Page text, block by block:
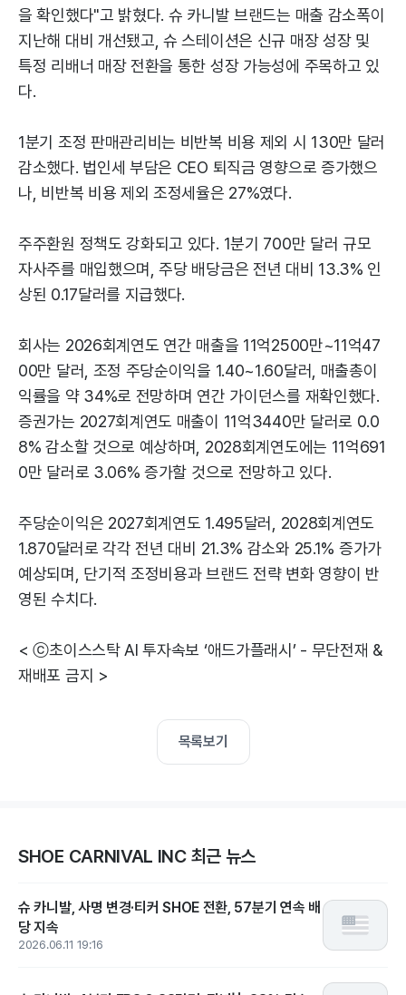
을 확인했다"고 밝혔다. 슈 카니발 브랜드는 매출 감소폭이
지난해 대비 개선됐고, 슈 스테이션은 신규 매장 성장 및
특정 리배너 매장 전환을 통한 성장 가능성에 주목하고 있
다.
1분기 조정 판매관리비는 비반복 비용 제외 시 130만 달러
감소했다. 법인세 부담은 CEO 퇴직금 영향으로 증가했으
나, 비반복 비용 제외 조정세율은 27%였다.
주주환원 정책도 강화되고 있다. 1분기 700만 달러 규모
자사주를 매입했으며, 주당 배당금은 전년 대비 13.3% 인
상된 0.17달러를 지급했다.
회사는 2026회계연도 연간 매출을 11억2500만~11억47
00만 달러, 조정 주당순이익을 1.40~1.60달러, 매출총이
익률을 약 34%로 전망하며 연간 가이던스를 재확인했다.
증권가는 2027회계연도 매출이 11억3440만 달러로 0.0
8% 감소할 것으로 예상하며, 2028회계연도에는 11억691
0만 달러로 3.06% 증가할 것으로 전망하고 있다.
주당순이익은 2027회계연도 1.495달러, 2028회계연도
1.870달러로 각각 전년 대비 21.3% 감소와 25.1% 증가가
예상되며, 단기적 조정비용과 브랜드 전략 변화 영향이 반
영된 수치다.
< ⓒ초이스스탁 AI 투자속보 ‘애드가플래시’ - 무단전재 &
재배포 금지 >
목록보기
SHOE CARNIVAL INC 최근 뉴스
슈 카니발, 사명 변경·티커 SHOE 전환, 57분기 연속 배
당 지속
2026.06.11 19:16